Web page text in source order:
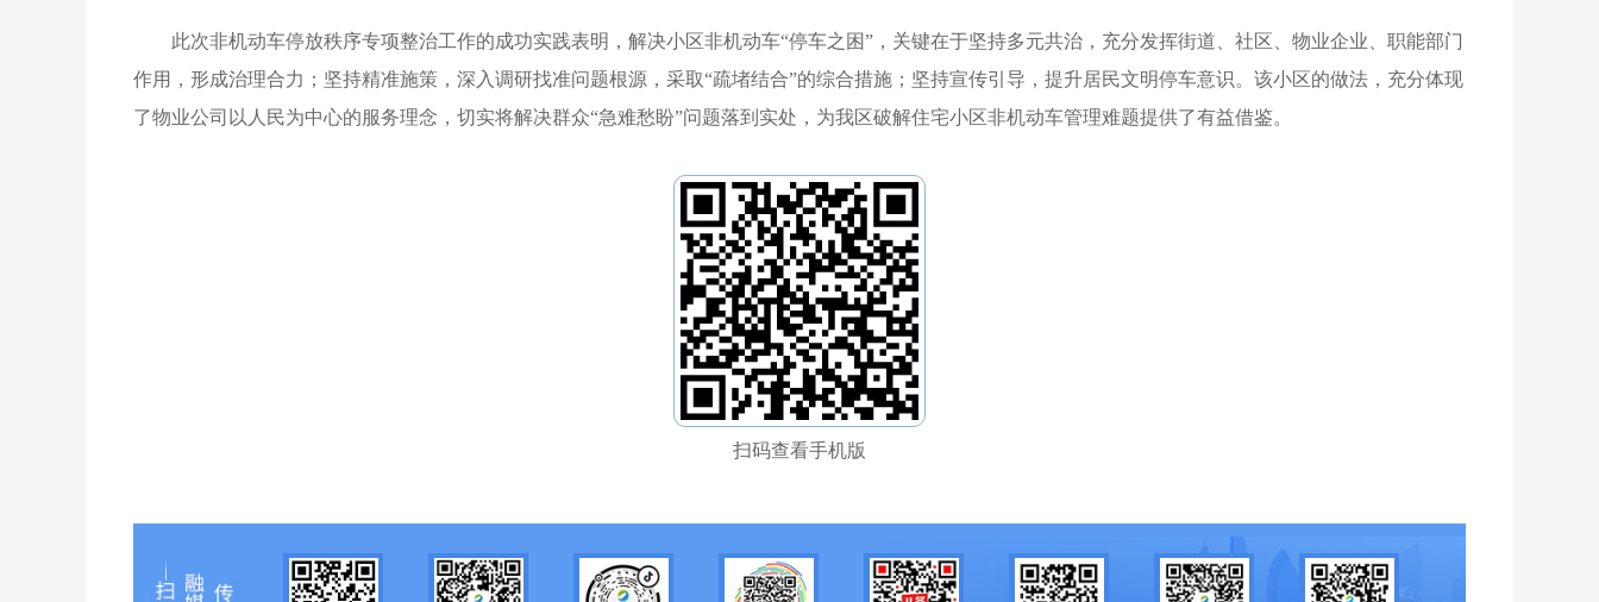
此次非机动车停放秩序专项整治工作的成功实践表明，解决小区非机动车“停车之困”，关键在于坚持多元共治，充分发挥街道、社区、物业企业、职能部门
作用，形成治理合力；坚持精准施策，深入调研找准问题根源，采取“疏堵结合”的综合措施；坚持宣传引导，提升居民文明停车意识。该小区的做法，充分体现
了物业公司以人民为中心的服务理念，切实将解决群众“急难愁盼”问题落到实处，为我区破解住宅小区非机动车管理难题提供了有益借鉴。
扫码查看手机版